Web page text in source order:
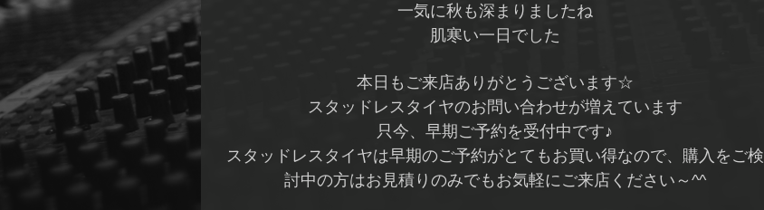
一気に秋も深まりましたね
肌寒い一日でした
本日もご来店ありがとうございます☆
スタッドレスタイヤのお問い合わせが増えています
只今、早期ご予約を受付中です♪
スタッドレスタイヤは早期のご予約がとてもお買い得なので、購入をご検
討中の方はお見積りのみでもお気軽にご来店ください～^^